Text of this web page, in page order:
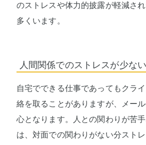
のストレスや体力的披露が軽減さ
多くいます。
人間関係でのストレスが少ない
自宅でできる仕事であってもクラ
絡を取ることがありますが、メー
心となります。人との関わりが苦
は、対面での関わりがない分スト